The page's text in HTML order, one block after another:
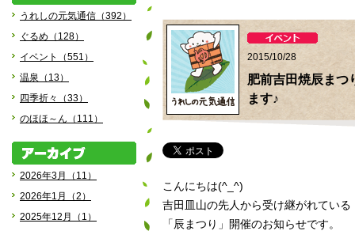
うれしの元気通信（392）
ぐるめ（128）
イベント（551）
温泉（13）
四季折々（33）
のほほ～ん（111）
2026年3月（11）
2026年1月（2）
2025年12月（1）
2015/10/28
肥前吉田焼辰まつ
ます♪
こんにちは(^_^)
吉田皿山の先人から受け継がれている
「辰まつり」開催のお知らせです。